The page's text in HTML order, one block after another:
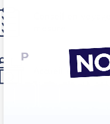
Accueil en agence